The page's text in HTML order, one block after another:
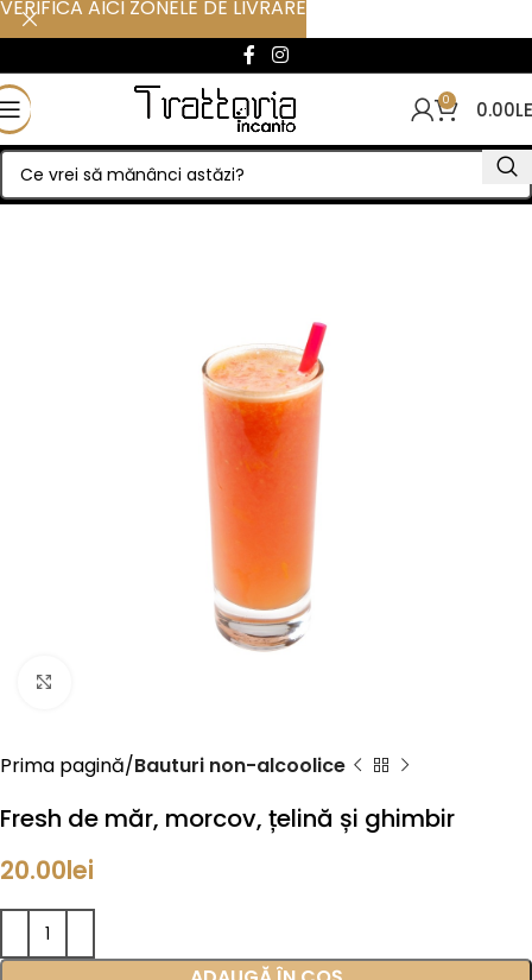
0 0.00
Prima pagină Bauturi non-alcoolice
Fresh de măr, morcov, țelină și ghimbir
20.00lei
VERIFICA AICI ZONELE DE LIVRARE